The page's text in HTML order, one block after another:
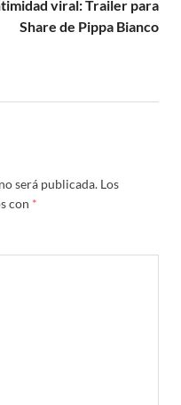
viral: Trailer para
Share de Pippa Bianco
será publicada. Los
con *